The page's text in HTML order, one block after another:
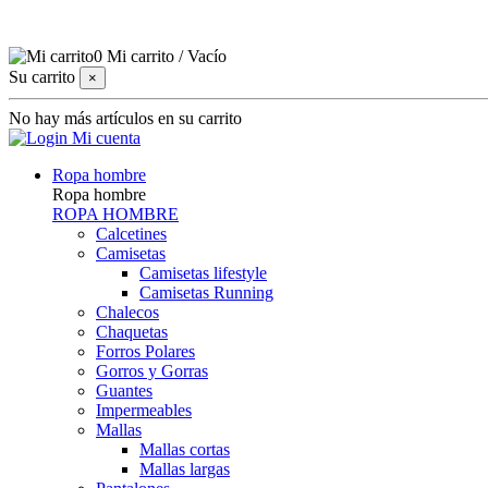
0 Mi carrito /Vacío
Su carrito
×
No hay más artículos en su carrito
Mi cuenta
Ropa hombre
Ropa hombre
ROPA HOMBRE
Calcetines
Camisetas
Camisetas lifestyle
Camisetas Running
Chalecos
Chaquetas
Forros Polares
Gorros y Gorras
Guantes
Impermeables
Mallas
Mallas cortas
Mallas largas